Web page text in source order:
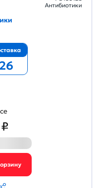
Антибиотики